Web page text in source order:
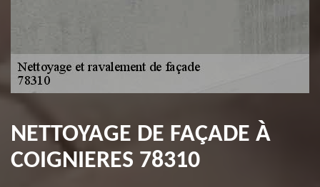
NETTOYAGE DE FAÇADE À
COIGNIERES 78310